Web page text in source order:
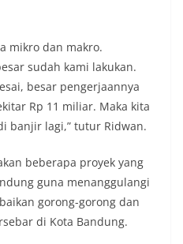
mikro dan makro.
sudah kami lakukan.
besar pengerjaannya
Rp 11 miliar. Maka kita
banjir lagi,” tutur Ridwan.
beberapa proyek yang
guna menanggulangi
gorong-gorong dan
di Kota Bandung.